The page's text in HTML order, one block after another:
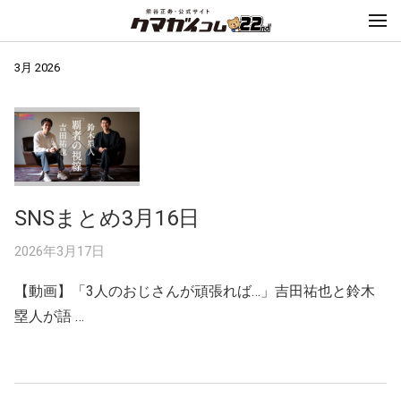
3月 2026
SNSまとめ3月16日
2026年3月17日
【動画】「3人のおじさんが頑張れば…」吉田祐也と鈴木
塁人が語 …